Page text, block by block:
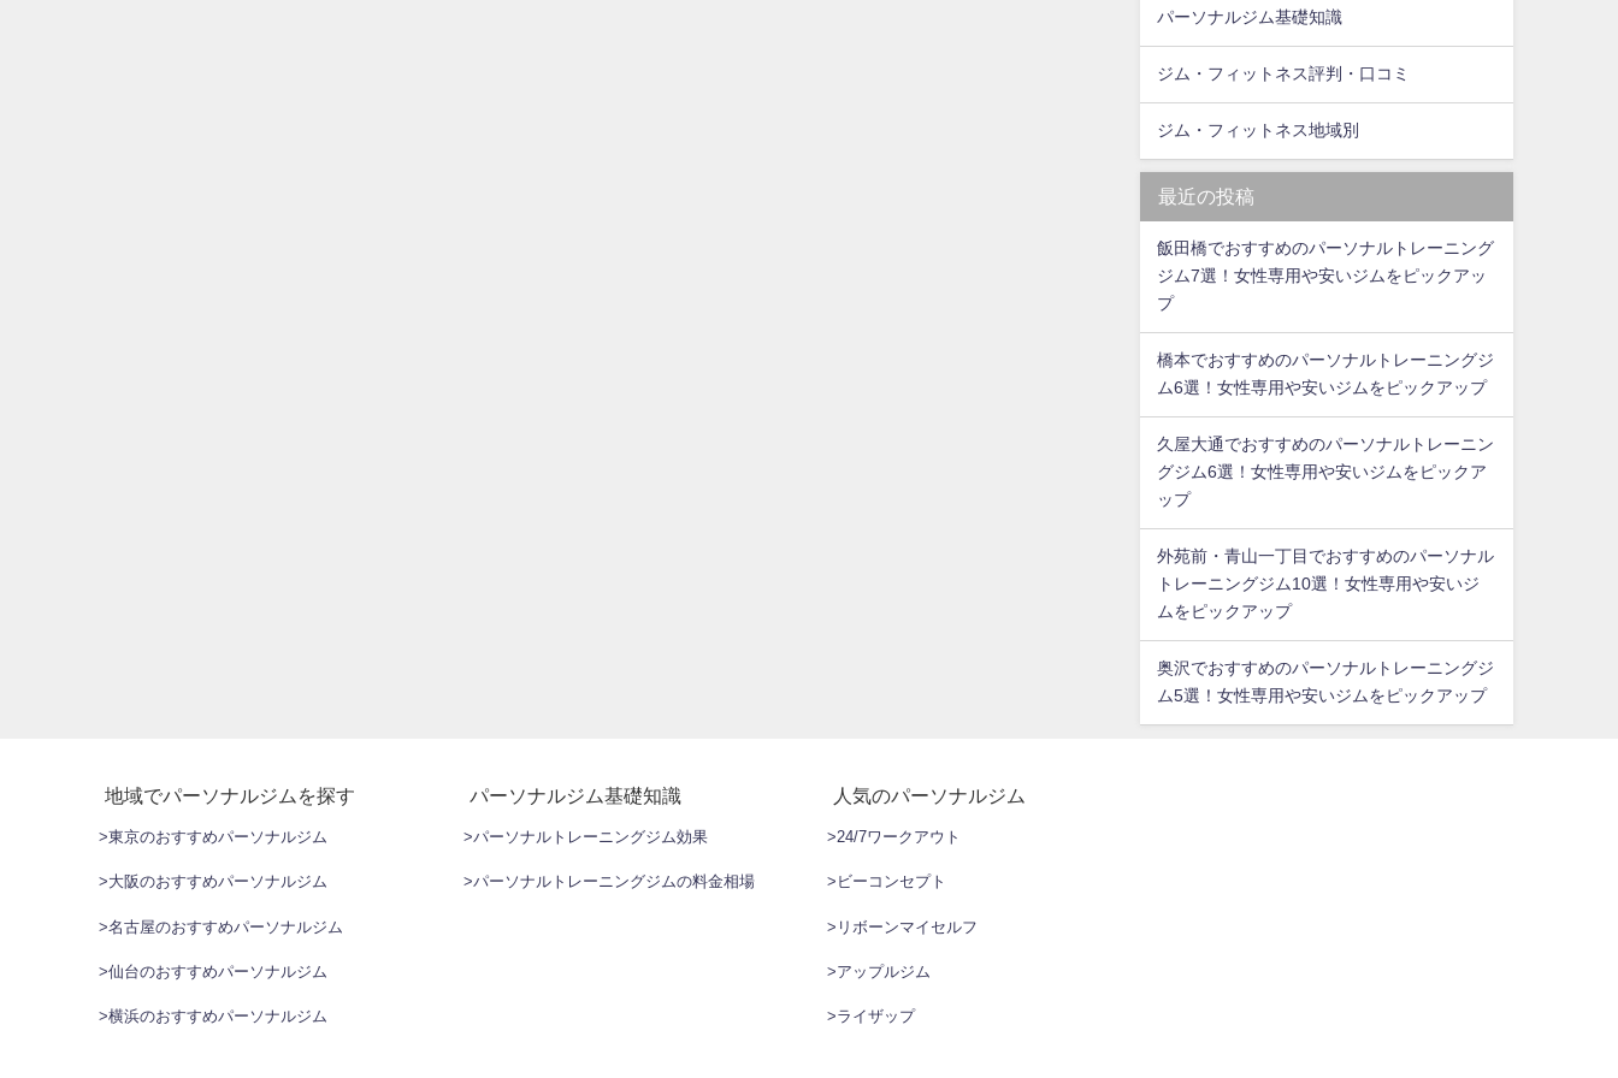
パーソナルジム基礎知識
ジム・フィットネス評判・口コミ
ジム・フィットネス地域別
最近の投稿
飯田橋でおすすめのパーソナルトレーニング
ジム7選！女性専用や安いジムをピックアッ
プ
橋本でおすすめのパーソナルトレーニングジ
ム6選！女性専用や安いジムをピックアップ
久屋大通でおすすめのパーソナルトレーニン
グジム6選！女性専用や安いジムをピックア
ップ
外苑前・青山一丁目でおすすめのパーソナル
トレーニングジム10選！女性専用や安いジ
ムをピックアップ
奥沢でおすすめのパーソナルトレーニングジ
ム5選！女性専用や安いジムをピックアップ
地域でパーソナルジムを探す
>東京のおすすめパーソナルジム
>大阪のおすすめパーソナルジム
>名古屋のおすすめパーソナルジム
>仙台のおすすめパーソナルジム
>横浜のおすすめパーソナルジム
パーソナルジム基礎知識
>パーソナルトレーニングジム効果
>パーソナルトレーニングジムの料金相場
人気のパーソナルジム
>24/7ワークアウト
>ビーコンセプト
>リボーンマイセルフ
>アップルジム
>ライザップ